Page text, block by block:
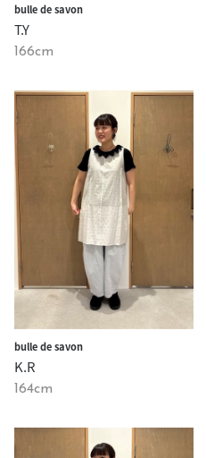
bulle de savon
T.Y
166cm
bulle de savon
K.R
164cm